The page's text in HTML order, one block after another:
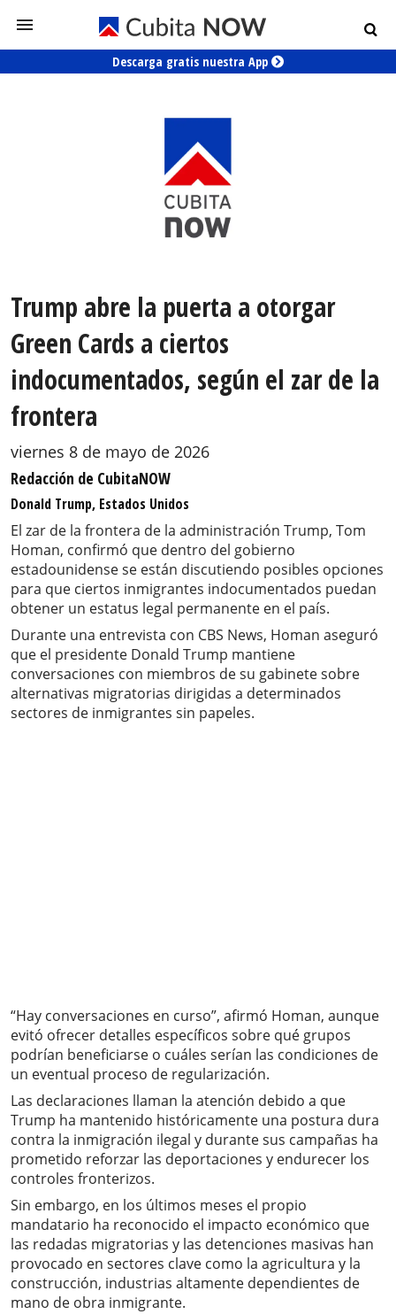
Descarga gratis nuestra App
Trump abre la puerta a otorgar
Green Cards a ciertos
indocumentados, según el zar de la
frontera
viernes 8 de mayo de 2026
Redacción de CubitaNOW
Donald Trump, Estados Unidos
El zar de la frontera de la administración Trump, Tom
Homan, confirmó que dentro del gobierno
estadounidense se están discutiendo posibles opciones
para que ciertos inmigrantes indocumentados puedan
obtener un estatus legal permanente en el país.
Durante una entrevista con CBS News, Homan aseguró
que el presidente Donald Trump mantiene
conversaciones con miembros de su gabinete sobre
alternativas migratorias dirigidas a determinados
sectores de inmigrantes sin papeles.
“Hay conversaciones en curso”, afirmó Homan, aunque
evitó ofrecer detalles específicos sobre qué grupos
podrían beneficiarse o cuáles serían las condiciones de
un eventual proceso de regularización.
Las declaraciones llaman la atención debido a que
Trump ha mantenido históricamente una postura dura
contra la inmigración ilegal y durante sus campañas ha
prometido reforzar las deportaciones y endurecer los
controles fronterizos.
Sin embargo, en los últimos meses el propio
mandatario ha reconocido el impacto económico que
las redadas migratorias y las detenciones masivas han
provocado en sectores clave como la agricultura y la
construcción, industrias altamente dependientes de
mano de obra inmigrante.